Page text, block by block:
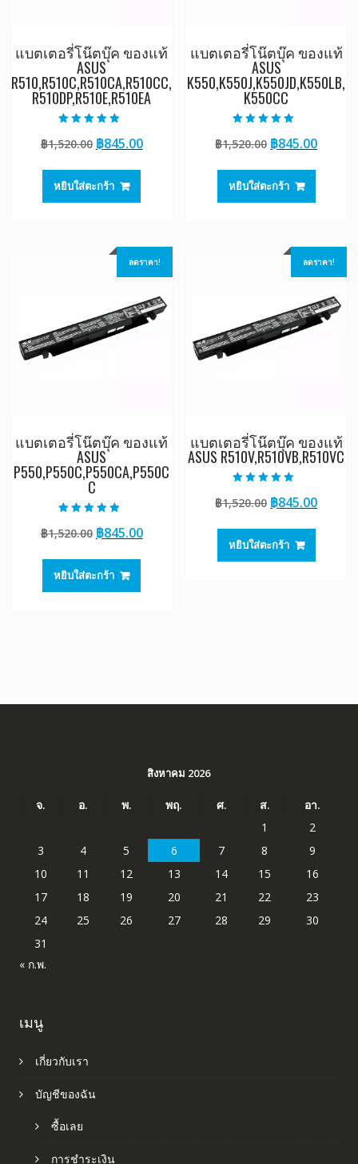
แบตเตอรี่โน๊ตบุ๊ค ของแท้
ASUS
R510,R510C,R510CA,R510CC,
R510DP,R510E,R510EA
5.00
ตั้งแต่ 1-5
฿1,520.00 Original
was:
฿1,520.00.
฿845.00Current
หยิบใส่ตะกร้า
แบตเตอรี่โน๊ตบุ๊ค ของแท้
ASUS
K550,K550J,K550JD,K550LB,
K550CC
5.00
ตั้งแต่ 1-5
฿1,520.00 Original
was:
฿1,520.00.
฿845.00
หยิบใส่ตะกร้า
ลดราคา!
แบตเตอรี่โน๊ตบุ๊ค ของแท้
ASUS
P550,P550C,P550CA,P550C
C
5.00
ตั้งแต่ 1-5
฿1,520.00 Original
was:
฿1,520.00.
฿845.00Current
หยิบใส่ตะกร้า
ลดราคา!
แบตเตอรี่โน๊ตบุ๊ค ของแท้
ASUS R510V,R510VB,R510VC
5.00
ตั้งแต่ 1-5
฿1,520.00 Original
was:
฿1,520.00.
฿845.00
หยิบใส่ตะกร้า
สิงหาคม 2026
จ. อ. พ. พฤ. ศ. ส.
อา.
1
2
3
4 5 6 7 8
9
10
11 12 13 14 15
16
17
18 19 20 21 22
23
24
25 26 27 28 29
30
31
« ก.พ.
เมนู
เกี่ยวกับเรา
บัญชีของฉัน
ซื้อเลย
การชำระเงิน